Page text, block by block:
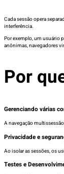
Cada sessão opera
interferência.
Por exemplo, um usuário
anônimas, navegadores
Por
Gerenciando várias
A navegação
Privacidade e
Ao isolar as sessões, os
Testes e